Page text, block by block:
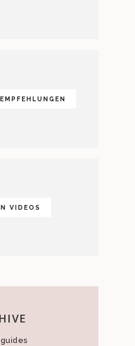
VIDEOS